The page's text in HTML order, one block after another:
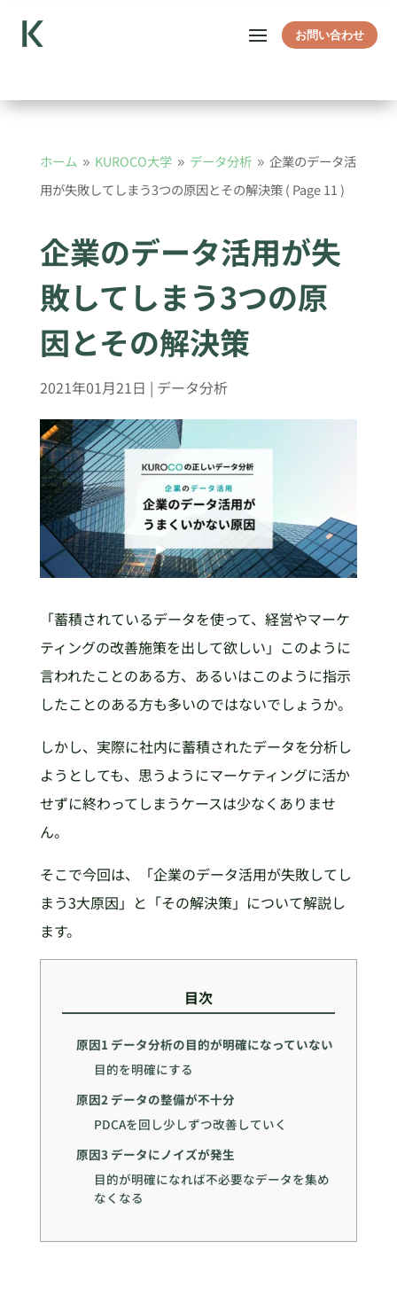
お問い合わせ
ホーム 9 KUROCO大学 9 データ分析 9 企業のデータ活
用が失敗してしまう3つの原因とその解決策( Page 11 )
企業のデータ活用が失
敗してしまう3つの原
因とその解決策
2021年01月21日 | データ分析
「蓄積されているデータを使って、経営やマーケ
ティングの改善施策を出して欲しい」このように
言われたことのある方、あるいはこのように指示
したことのある方も多いのではないでしょうか。
しかし、実際に社内に蓄積されたデータを分析し
ようとしても、思うようにマーケティングに活か
せずに終わってしまうケースは少なくありませ
ん。
そこで今回は、「企業のデータ活用が失敗してし
まう3大原因」と「その解決策」について解説し
ます。
目次
原因1 データ分析の目的が明確になっていない
目的を明確にする
原因2 データの整備が不十分
PDCAを回し少しずつ改善していく
原因3 データにノイズが発生
目的が明確になれば不必要なデータを集め
なくなる